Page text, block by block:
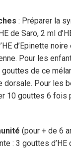
: Préparer la
de Saro, 2 ml
d’Epinette noire
Pour les
gouttes de ce
dorsale. Pour les
10 gouttes 6 fois
(pour + de 6
: 3 gouttes d’HE